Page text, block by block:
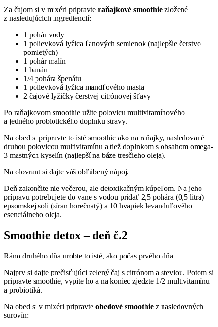
Za čajom si v mixéri pripravte raňajkové smoothie zložené
z nasledujúcich ingrediencií:
1 pohár vody
1 polievková lyžica ľanových semienok (najlepšie čerstvo
pomletých)
1 pohár malín
1 banán
1/4 pohára špenátu
1 polievková lyžica mandľového masla
2 čajové lyžičky čerstvej citrónovej šťavy
Po raňajkovom smoothie užite polovicu multivitamínového
a jedného probiotického doplnku stravy.
Na obed si pripravte to isté smoothie ako na raňajky, nasledované
druhou polovicou multivitamínu a tiež doplnkom s obsahom omega-
3 mastných kyselín (najlepší na báze tresčieho oleja).
Na olovrant si dajte váš obľúbený nápoj.
Deň zakončite nie večerou, ale detoxikačným kúpeľom. Na jeho
prípravu potrebujete do vane s vodou pridať 2,5 pohára (0,5 litra)
epsomskej soli (síran horečnatý) a 10 hvapiek levanduľového
esenciálneho oleja.
Smoothie detox – deň č.2
Ráno druhého dňa urobte to isté, ako počas prvého dňa.
Najprv si dajte prečisťujúci zelený čaj s citrónom a steviou. Potom si
pripravte smoothie, vypite ho a na koniec zjedzte 1/2 multivitamínu
a probiotiká.
Na obed si v mixéri pripravte obedové smoothie z nasledovných
surovín: